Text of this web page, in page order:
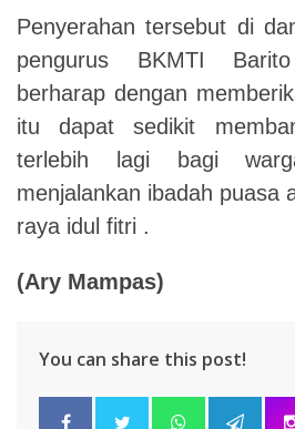
Penyerahan tersebut di
pengurus BKMTI
berharap dengan
itu dapat sedikit
terlebih lagi bagi
menjalankan ibadah puasa
raya idul fitri .
(Ary Mampas)
You can share this post!